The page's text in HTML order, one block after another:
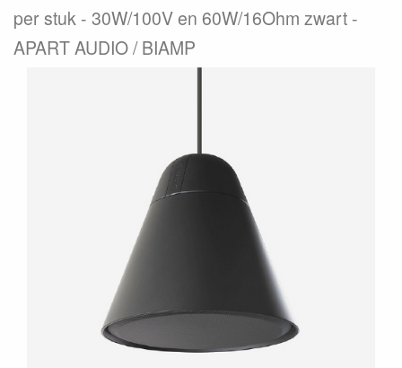
per stuk
30W/100V en 60W/16Ohm zwart -
APART AUDIO / BIAMP